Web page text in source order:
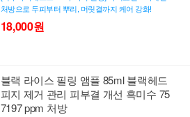
처방으로 두피부터 뿌리, 머릿결까지 케어 강화!
18,000원
블랙 라이스 필링 앰플 85ml 블랙헤드
피지 제거 관리 피부결 개선 흑미수 75
7197 ppm 처방